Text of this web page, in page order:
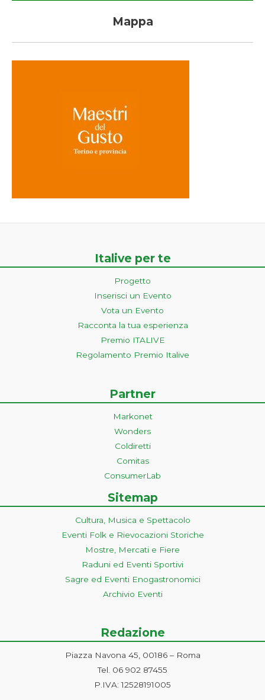
Mappa
Italive per te
Progetto
Inserisci un Evento
Vota un Evento
Racconta la tua esperienza
Premio ITALIVE
Regolamento Premio Italive
Partner
Markonet
Wonders
Coldiretti
Comitas
ConsumerLab
Sitemap
Cultura, Musica e Spettacolo
Eventi Folk e Rievocazioni Storiche
Mostre, Mercati e Fiere
Raduni ed Eventi Sportivi
Sagre ed Eventi Enogastronomici
Archivio Eventi
Redazione
Piazza Navona 45, 00186 – Roma
Tel. 06 902 87455
P.IVA: 12528191005